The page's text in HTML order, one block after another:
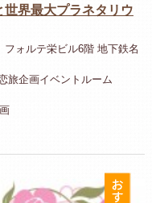
界最大プラネタリウ
ォルテ栄ビル6階 地下鉄名
旅企画イベントルーム